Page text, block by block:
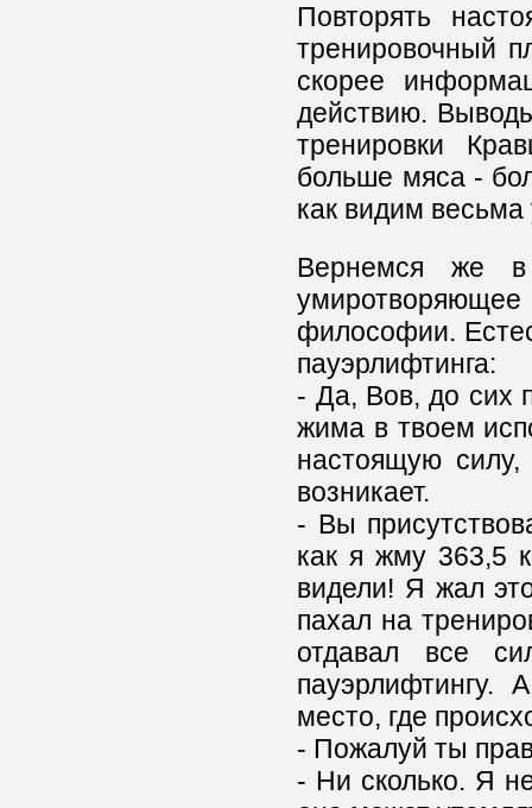
Повторять
тренировочный
скорее
действию.
тренировки
больше мяса -
как видим
Вернемся же в
философии.
пауэрлифтинга:
- Да, Вов, до сих
жима в твоем
настоящую
возникает.
- Вы
как я жму 363,5
видели! Я жал
пахал на
отдавал все
пауэрлифтингу.
место, где
- Пожалуй ты
- Ни сколько. Я